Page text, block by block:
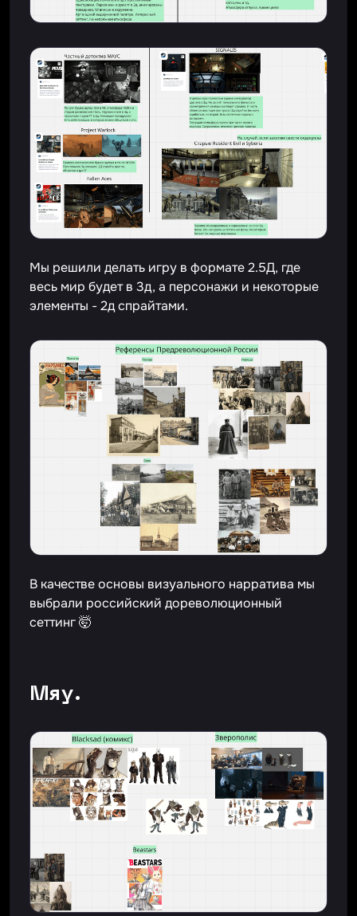
Мы решили делать игру в формате 2.5Д, где
весь мир будет в 3д, а персонажи и некоторые
элементы - 2д спрайтами.
В качестве основы визуального нарратива мы
выбрали российский дореволюционный
сеттинг 🤯
Мяу.